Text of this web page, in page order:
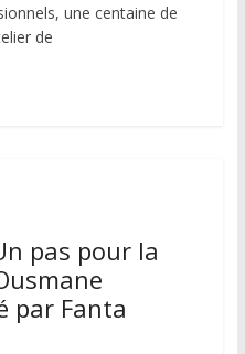
une centaine de
de
pas pour la
par Fanta